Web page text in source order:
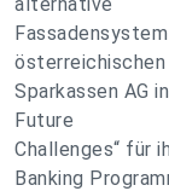
österreichischen
Sparkassen AG
Future
Challenges“ für
Banking